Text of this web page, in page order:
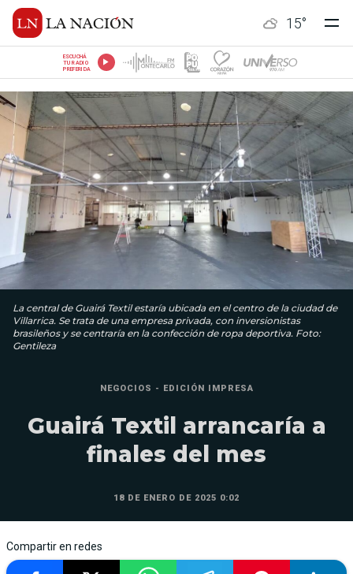
15°
ESCUCHÁ
TU RADIO
PREFERIDA
La central de Guairá Textil estaría ubicada en el centro de la ciudad de
Villarrica. Se trata de una empresa privada, con inversionistas
brasileños y se centraría en la confección de ropa deportiva. Foto:
Gentileza
NEGOCIOS - EDICIÓN IMPRESA
Guairá Textil arrancaría a
finales del mes
18 DE ENERO DE 2025 0:02
Compartir en redes